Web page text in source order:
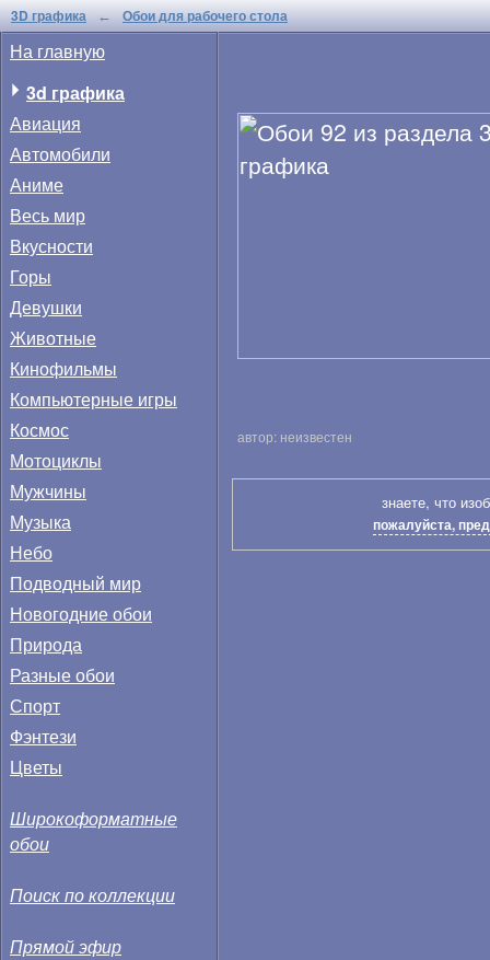
3D графика ← Обои для рабочего стола
На главную
3d графика
Авиация
Автомобили
Аниме
Весь мир
Вкусности
Горы
Девушки
Животные
Кинофильмы
Компьютерные игры
Космос
Мотоциклы
Мужчины
Музыка
Небо
Подводный мир
Новогодние обои
Природа
Разные обои
Спорт
Фэнтези
Цветы
Широкоформатные
обои
Поиск по коллекции
Прямой эфир
автор: неизвестен
знаете, что
пожалуйста,